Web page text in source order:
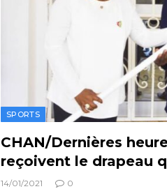
SPORTS
CHAN/Dernières
reçoivent le drapeau
14/01/2021 0